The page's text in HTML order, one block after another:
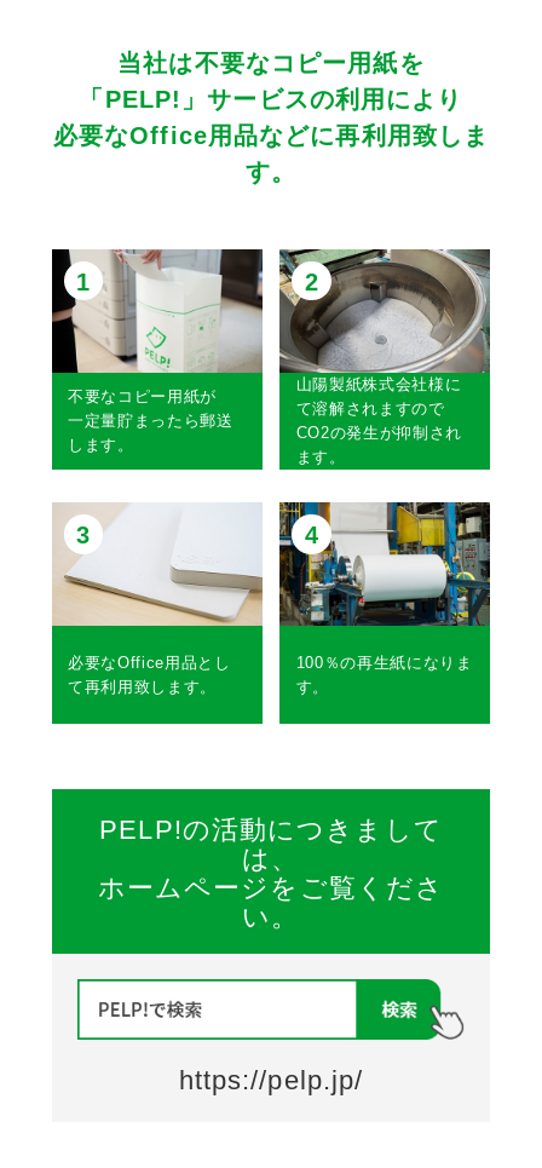
当社は不要なコピー用紙を
「PELP!」サービスの利用により
必要なOffice用品などに再利用致しま
す。
1
不要なコピー用紙が
一定量貯まったら郵送
します。
2
山陽製紙株式会社様に
て溶解されますので
CO2の発生が抑制され
ます。
3
必要なOffice用品とし
て再利用致します。
4
100％の再生紙になりま
す。
PELP!の活動につきまして
は、
ホームページをご覧くださ
い。
https://pelp.jp/